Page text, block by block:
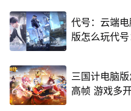
代号：云端
版怎么玩代
三国计电脑
高帧 游戏多